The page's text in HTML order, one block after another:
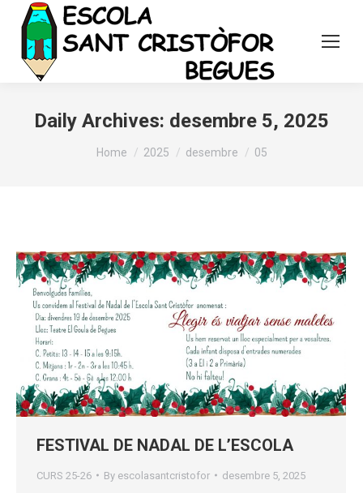
Daily Archives: desembre 5, 2025
You are here:
Home 2025 desembre 05
FESTIVAL DE NADAL DE L’ESCOLA
CURS 25-26 By escolasantcristofor desembre 5, 2025